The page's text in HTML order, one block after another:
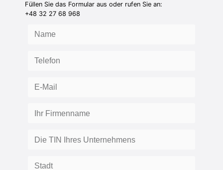
Füllen Sie das Formular aus oder rufen Sie an:
+48 32 27 68 968